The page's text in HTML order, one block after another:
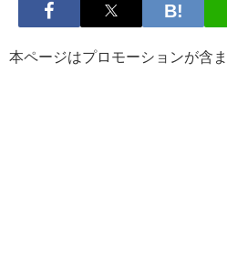
本ページはプロモーションが含